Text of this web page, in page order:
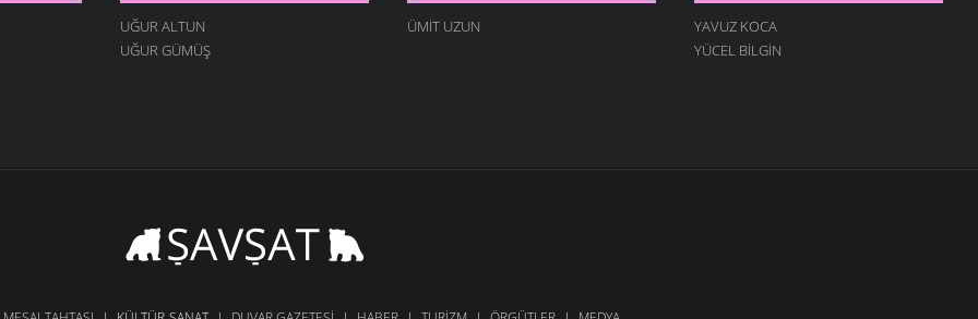
UĞUR ALTUN
UĞUR GÜMÜŞ
ÜMIT UZUN
YAVUZ KOCA
YÜCEL BILGIN